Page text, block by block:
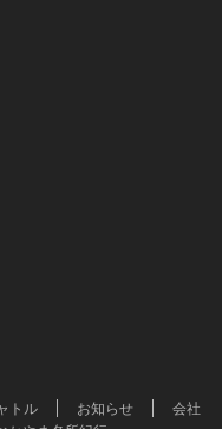
トル お知らせ
会社